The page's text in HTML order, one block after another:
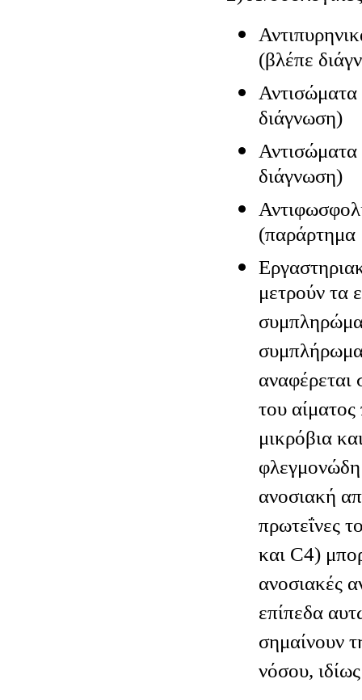
(βλέπε
διάγνωση)
διάγνωση)
(παράρτημα
μετρούν τα
του
μικρόβια
ανοσιακή
πρωτεΐνες
και C4)
ανοσιακές
επίπεδα
σημαίνουν
νόσου,